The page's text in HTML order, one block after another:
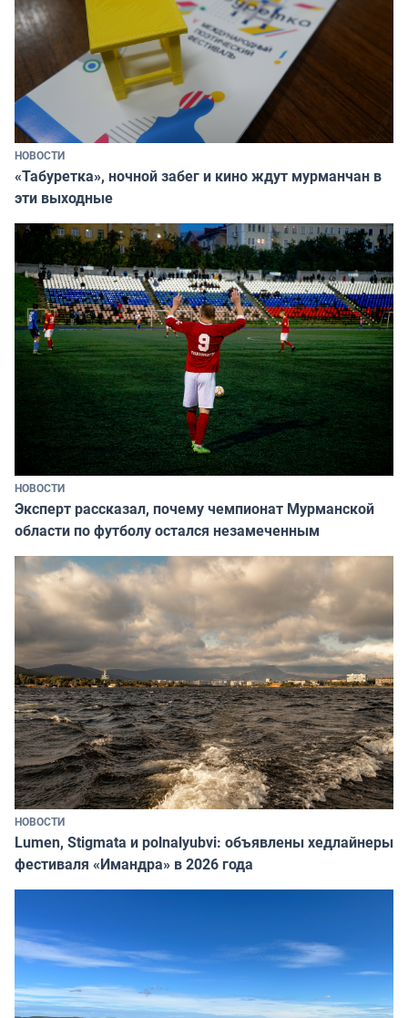
НОВОСТИ
«Табуретка», ночной забег и кино ждут мурманчан в
эти выходные
НОВОСТИ
Эксперт рассказал, почему чемпионат Мурманской
области по футболу остался незамеченным
НОВОСТИ
Lumen, Stigmata и polnalyubvi: объявлены хедлайнеры
фестиваля «Имандра» в 2026 года